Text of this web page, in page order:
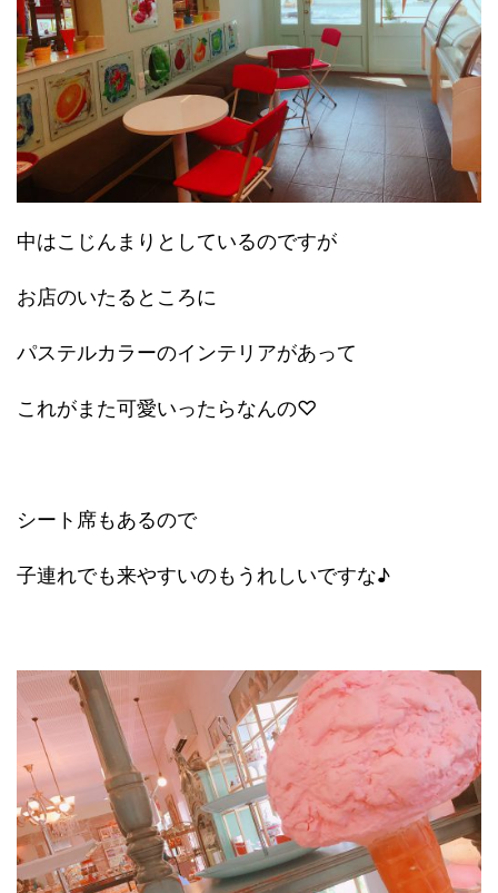
中はこじんまりとしているのですが
お店のいたるところに
パステルカラーのインテリアがあって
これがまた可愛いったらなんの♡
シート席もあるので
子連れでも来やすいのもうれしいですな♪